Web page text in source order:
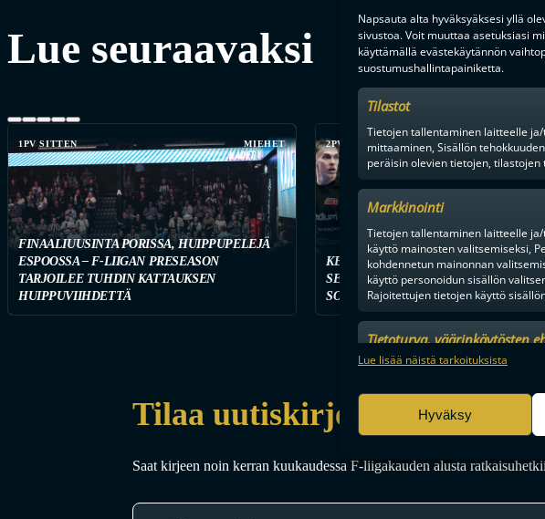
Napsauta alta hyväksyäksesi yllä
sivustoa. Voit muuttaa asetuksiasi
käyttämällä evästekäytännön
suostumushallintapainiketta.
Tilastot
Tietojen tallentaminen laitteelle
mittaaminen, Sisällön
peräisin olevien tietojen,
Markkinointi
Tietojen tallentaminen laitteelle
käyttö mainosten valitsemiseksi,
kohdennetun mainonnan
käyttö personoidun sisällön
Rajoitettujen tietojen käyttö
Tietoturva, väärinkäytösten
Mainonnan ja sisällön
Lue lisää näistä tarkoituksista
Hyväksy
Lue seuraavaksi
1PV SITTEN MIEHET
FINAALIUUSINTA PORISSA, HUIPPUPELEJÄ
ESPOOSSA – F-LIIGAN PRESEASON
TARJOILEE TUHDIN KATTAUKSEN
HUIPPUVIIHDETTÄ
2PV SITTEN
KETKÄ OVAT KESÄN KOVIMMAT
SEURAA TÄSTÄ SEUROJEN
SOPIMUSTILANTEITA
Tilaa uutiskirje
Saat kirjeen noin kerran kuukaudessa F-liigakauden alusta